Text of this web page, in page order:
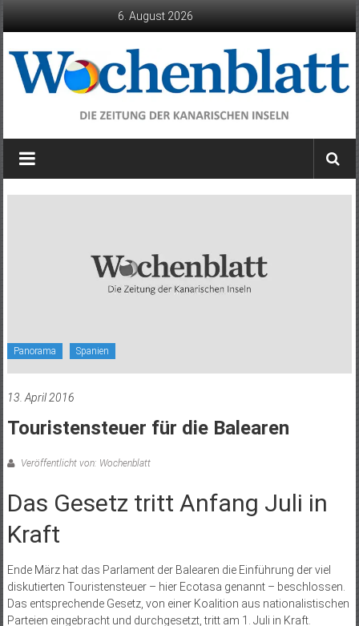
6. August 2026
Wochenblatt
die
Panorama Spanien
13. April 2016
Touristensteuer für die Balearen
Veröffentlicht von: Wochenblatt
Das Gesetz tritt Anfang Juli in
Kraft
Ende März hat das Parlament der Balearen die Einführung der viel
diskutierten Touristensteuer – hier Ecotasa genannt – beschlossen.
Das entsprechende Gesetz, von einer Koalition aus nationalistischen
Parteien eingebracht und durchgesetzt, tritt am 1. Juli in Kraft.